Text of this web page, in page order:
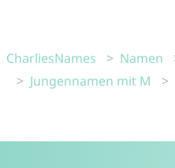
CharliesNames Namen
Jungennamen mit M